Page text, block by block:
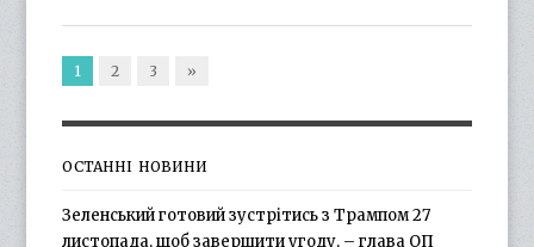
1 2 3 »
ОСТАННІ НОВИНИ
Зеленський готовий зустрітись з Трампом 27
листопада, щоб завершити угоду, – глава ОП